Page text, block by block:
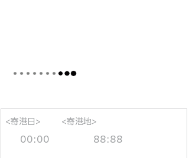
<寄港日>
00:00
<寄港地>
88:88